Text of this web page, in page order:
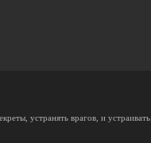
устранять врагов, и устраивать